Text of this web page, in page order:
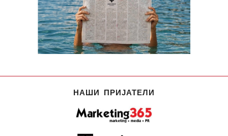
НАШИ ПРИЈАТЕЛИ